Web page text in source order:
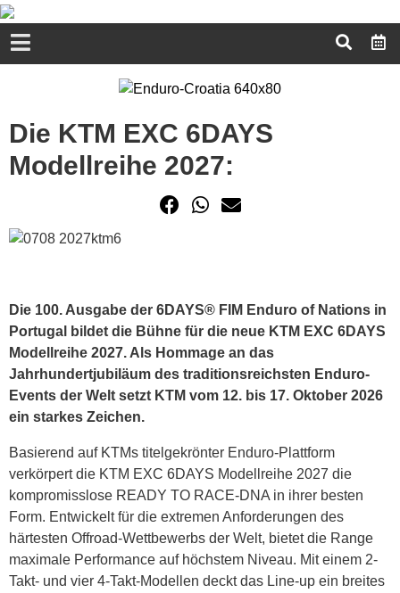
Die KTM EXC 6DAYS
Modellreihe 2027:
Die 100. Ausgabe der 6DAYS® FIM Enduro of Nations in
Portugal bildet die Bühne für die neue KTM EXC 6DAYS
Modellreihe 2027. Als Hommage an das
Jahrhundertjubiläum des traditionsreichsten Enduro-
Events der Welt setzt KTM vom 12. bis 17. Oktober 2026
ein starkes Zeichen.
Basierend auf KTMs titelgekrönter Enduro-Plattform
verkörpert die KTM EXC 6DAYS Modellreihe 2027 die
kompromisslose READY TO RACE-DNA in ihrer besten
Form. Entwickelt für die extremen Anforderungen des
härtesten Offroad-Wettbewerbs der Welt, bietet die Range
maximale Performance auf höchstem Niveau. Mit einem 2-
Takt- und vier 4-Takt-Modellen deckt das Line-up ein breites